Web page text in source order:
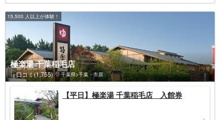
15,500 人以上が体験！
極楽湯 千葉稲毛店
口コミ(1,755) 千葉県>千葉・市原
【平日】極楽湯 千葉稲毛店 入館券